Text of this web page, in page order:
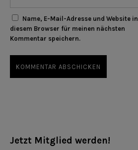
Name, E-Mail-Adresse und Website in
diesem Browser für meinen nächsten
Kommentar speichern.
Jetzt Mitglied werden!